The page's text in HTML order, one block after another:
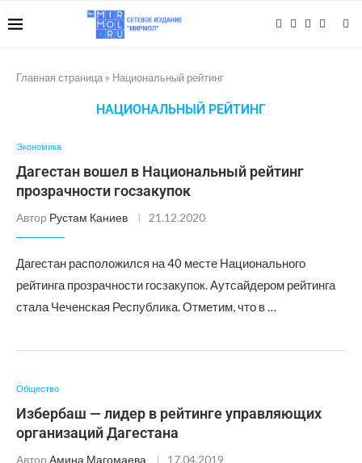
Главная страница » Национальный рейтинг
НАЦИОНАЛЬНЫЙ РЕЙТИНГ
Экономика
Дагестан вошел в Национальный рейтинг
прозрачности госзакупок
Автор Рустам Каниев 21.12.2020
Дагестан расположился на 40 месте Национального
рейтинга прозрачности госзакупок. Аутсайдером рейтинга
стала Чеченская Республика. Отметим, что в …
Общество
Избербаш — лидер в рейтинге управляющих
организаций Дагестана
Автор Амина Магомаева 17.04.2019